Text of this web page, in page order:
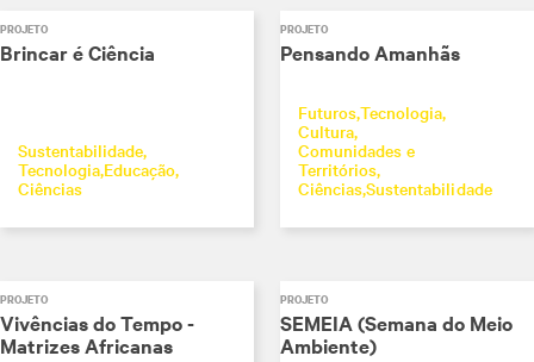
PROJETO
Brincar é Ciência
Sustentabilidade
Tecnologia Educação
Ciências
PROJETO
Pensando Amanhãs
FuturosTecnologia
Cultura
Comunidades e
Territórios
CiênciasSustentabilidade
PROJETO
Vivências do Tempo -
Matrizes Africanas
PROJETO
SEMEIA (Semana do Meio
Ambiente)